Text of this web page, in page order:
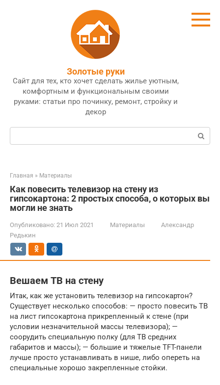
Золотые руки
Сайт для тех, кто хочет сделать жилье уютным,
комфортным и функциональным своими
руками: статьи про починку, ремонт, стройку и
декор
Поиск:
Главная » Материалы
Как повесить телевизор на стену из
гипсокартона: 2 простых способа, о которых вы
могли не знать
Опубликовано: 21 Июл 2021 Материалы
Александр
Редькин
Вешаем ТВ на стену
Итак, как же установить телевизор на гипсокартон?
Существует несколько способов: — просто повесить ТВ
на лист гипсокартона прикрепленный к стене (при
условии незначительной массы телевизора); —
соорудить специальную полку (для ТВ средних
габаритов и массы); — большие и тяжелые TFT-панели
лучше просто устанавливать в нише, либо опереть на
специальные хорошо закрепленные стойки.